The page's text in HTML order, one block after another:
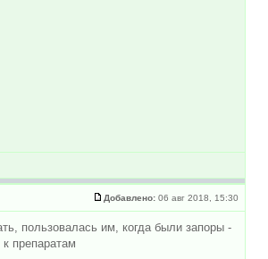
Добавлено: 06 авг 2018, 15:30
пользовалась им, когда были запоры -
препаратам